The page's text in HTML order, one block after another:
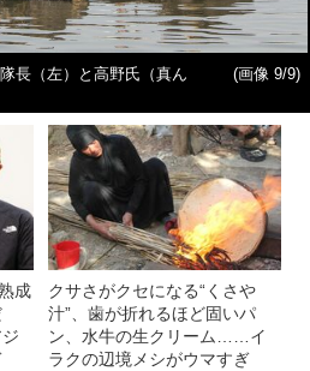
長（左）と高野氏（真ん
(画像 9/9)
成
クサさがクセになる“くさや
汁”、歯が折れるほど固いパ
ン、水牛の生クリーム……イ
ラクの辺境メシがウマすぎ